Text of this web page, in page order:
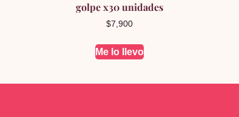
golpe x30 unidades
$7,900
Me lo llevo